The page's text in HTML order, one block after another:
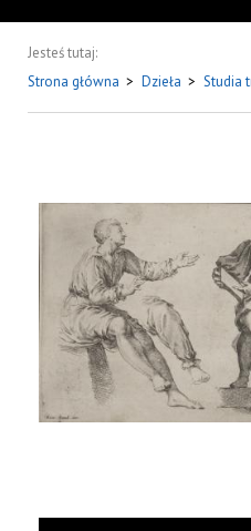
Jesteś tutaj:
Strona główna > Dzieła > Studia